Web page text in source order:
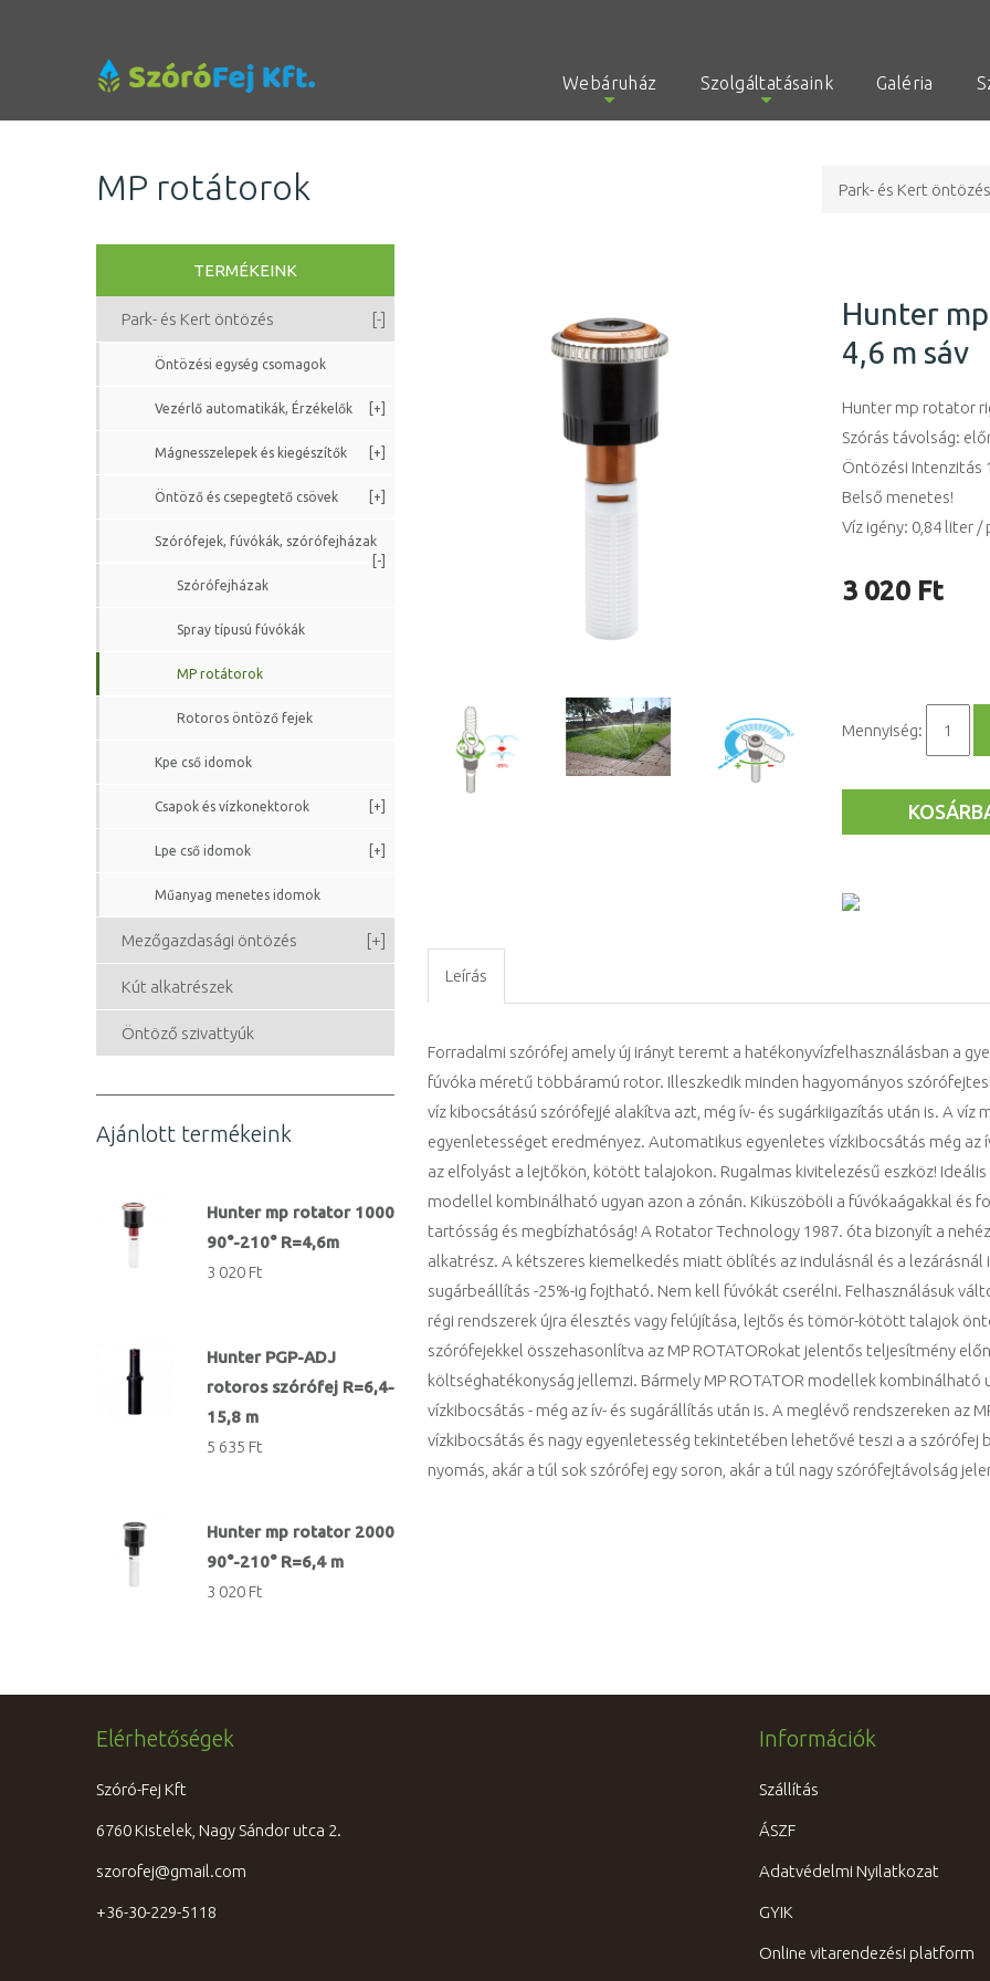
Webáruház Szolgáltatásaink Galéria
MP rotátorok Park- és Kert öntözés
TERMÉKEINK
Park- és Kert öntözés [-]
Öntözési egység csomagok
Vezérlő automatikák, Érzékelők [+]
Mágnesszelepek és kiegészítők [+]
Öntöző és csepegtető csövek [+]
Szórófejek, fúvókák, szórófejházak
[-]
Szórófejházak
Spray típusú fúvókák
MP rotátorok
Rotoros öntöző fejek
Kpe cső idomok
Csapok és vízkonektorok [+]
Lpe cső idomok [+]
Műanyag menetes idomok
Mezőgazdasági öntözés [+]
Kút alkatrészek
Öntöző szivattyúk
Ajánlott termékeink
Hunter mp rotator 1000
90°-210° R=4,6m
3 020 Ft
Hunter PGP-ADJ
rotoros szórófej R=6,4-
15,8 m
5 635 Ft
Hunter mp rotator 2000
90°-210° R=6,4 m
3 020 Ft
Hunter
4,6 m sáv
Hunter mp rotator
Szórás távolság:
Öntözési Intenzitás
Belső menetes!
Víz igény: 0,84 liter /
3 020 Ft
Mennyiség:
Leírás
Forradalmi szórófej amely új irányt teremt a hatékonyvízfelhasználásban a
fúvóka méretű többáramú rotor. Illeszkedik minden hagyományos
víz kibocsátású szórófejjé alakítva azt, még ív- és sugárkiigazítás után is. A
egyenletességet eredményez. Automatikus egyenletes vízkibocsátás még az
az elfolyást a lejtőkön, kötött talajokon. Rugalmas kivitelezésű eszköz!
modellel kombinálható ugyan azon a zónán. Kiküszöböli a fúvókaágakkal
tartósság és megbízhatóság! A Rotator Technology 1987. óta bizonyít a
alkatrész. A kétszeres kiemelkedés miatt öblítés az indulásnál és a
sugárbeállítás -25%-ig fojtható. Nem kell fúvókát cserélni. Felhasználásuk
régi rendszerek újra élesztés vagy felújítása, lejtős és tömör-kötött talajok
szórófejekkel összehasonlítva az MP ROTATORokat jelentős teljesítmény
költséghatékonyság jellemzi. Bármely MP ROTATOR modellek
vízkibocsátás - még az ív- és sugárállítás után is. A meglévő rendszereken az
vízkibocsátás és nagy egyenletesség tekintetében lehetővé teszi a a
nyomás, akár a túl sok szórófej egy soron, akár a túl nagy szórófejtávolság
Elérhetőségek
Szóró-Fej Kft
6760 Kistelek, Nagy Sándor utca 2.
szorofej@gmail.com
+36-30-229-5118
Információk
Szállítás
ÁSZF
Adatvédelmi Nyilatkozat
GYIK
Online vitarendezési platform